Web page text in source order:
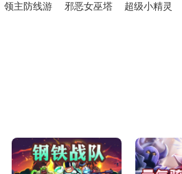
领主防线游
邪恶女巫塔
超级小精灵